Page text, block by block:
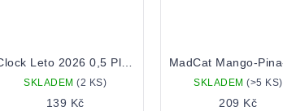
SKLADEM(2 KS)
139 Kč
SKLADEM (>5 KS)
209 Kč